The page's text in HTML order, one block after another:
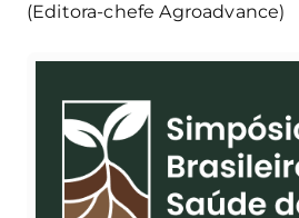
(Editora-chefe Agroadvance)